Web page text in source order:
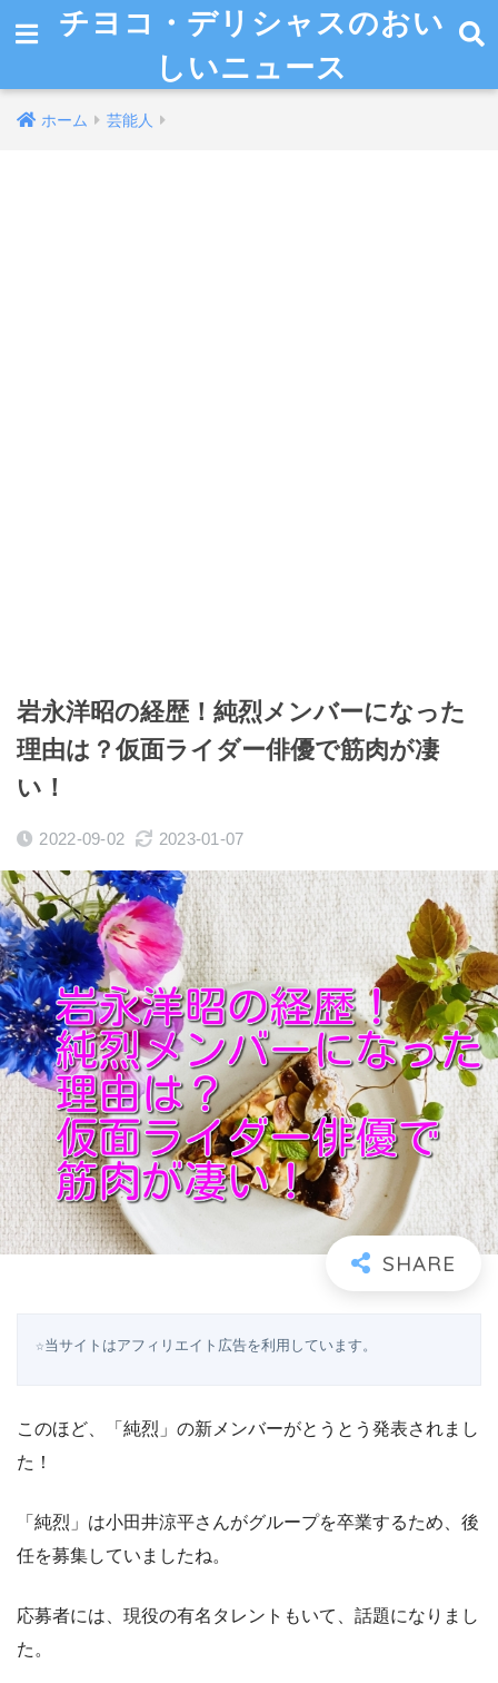
チヨコ・デリシャスのおい
しいニュース
ホーム 芸能人
岩永洋昭の経歴！純烈メンバーになった
理由は？仮面ライダー俳優で筋肉が凄
い！
2022-09-02 2023-01-07
☆当サイトはアフィリエイト広告を利用しています。
このほど、「純烈」の新メンバーがとうとう発表されまし
た！
「純烈」は小田井涼平さんがグループを卒業するため、後
任を募集していましたね。
応募者には、現役の有名タレントもいて、話題になりまし
た。